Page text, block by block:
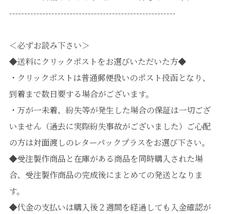
-------------------------------------------------------
＜必ずお読み下さい＞
◆送料にクリックポストをお選びいただいた方◆
・クリックポストは普通郵便扱いのポスト投函となり、
到着まで数日要する場合がございます。
・万が一未着、紛失等が発生した場合の保証は一切ござ
いません（過去に実際紛失事故がございました）ご心配
の方は対面渡しのレターパックプラスをお選び下さい。
◆受注製作商品と在庫がある商品を同時購入された場
合、受注製作商品の完成後にまとめての発送となりま
す。
◆代金の支払いは購入後２週間を経過しても入金確認が